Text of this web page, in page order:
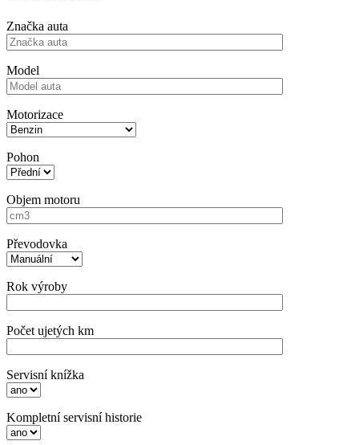
Značka auta
Model
Motorizace
Pohon
Objem motoru
Převodovka
Rok výroby
Počet ujetých km
Servisní knížka
Kompletní servisní historie